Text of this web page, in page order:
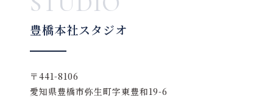
豊橋本社スタジオ
〒441-8106
愛知県豊橋市弥生町字東豊和19-6